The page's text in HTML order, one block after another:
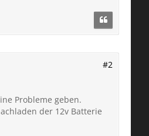
#2
Probleme geben.
der 12v Batterie